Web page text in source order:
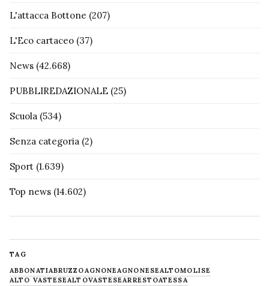
L'attacca Bottone (207)
L'Eco cartaceo (37)
News (42.668)
PUBBLIREDAZIONALE (25)
Scuola (534)
Senza categoria (2)
Sport (1.639)
Top news (14.602)
TAG
ABBONATIABRUZZOAGNONEAGNONESEALTOMOLISE
ALTO VASTESEALTOVASTESEARRESTOATESSA